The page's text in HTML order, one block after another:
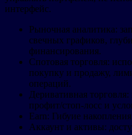
интерфейс.
Рыночная аналитика:
свечных графиков,
финансирования.
Спотовая торговля:
покупку и продажу,
операций.
Деривативная
профит/стоп-лосс и
Earn: Гибуие
Аккаунт и активы: